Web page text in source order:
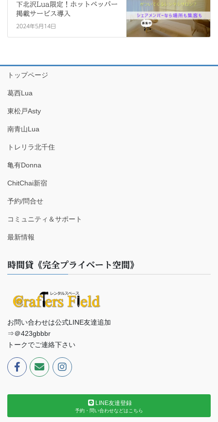
下北沢Lua限定！ホットペッパー
掲載サービス導入
2024年5月14日
トップページ
葛西Lua
東松戸Asty
南青山Lua
トレリラ北千住
亀有Donna
ChitChai新宿
予約/問合せ
コミュニティ＆サポート
最新情報
時間貸《完全プライベート空間》
お問い合わせは公式LINE友達追加
⇒＠423gbbbr
トークでご連絡下さい
LINE友達登録
予約・問い合わせなどはこちら